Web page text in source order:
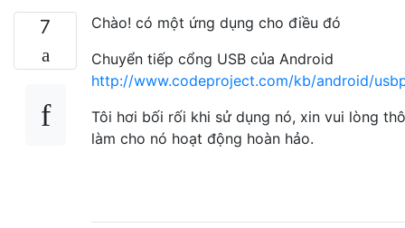
7
Chào! có một ứng dụng cho điều đó
Chuyển tiếp cổng USB của Android
http://www.codeproject.com/kb/android/
Tôi hơi bối rối khi sử dụng nó, xin vui lòng
làm cho nó hoạt động hoàn hảo.